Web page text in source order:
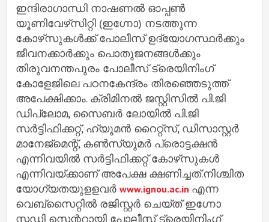
ഇന്ദിരാഗാന്ധി നാഷണല്‍ ഓപ്പണ്‍
യൂണിവേഴ്‌സിറ്റി (ഇഗ്നോ) നടത്തുന്ന
കോഴ്‌സുകള്‍ക്ക് പോലീസ് ഉദ്യോഗസ്ഥര്‍ക്കും
ജീവനക്കാര്‍ക്കും പൊതുജനങ്ങള്‍ക്കും
തിരുവനന്തപുരം പോലീസ് ട്രെയിനിംഗ്
കോളേജിലെ പഠനകേന്ദ്രം തിരഞ്ഞെടുത്ത്
അപേക്ഷിക്കാം. ക്രിമിനല്‍ ജസ്റ്റിസില്‍ പി.ജി
ഡിപ്ലോമ, സൈബര്‍ ലോയില്‍ പി.ജി
സര്‍ട്ടിഫിക്കറ്റ്, ഹ്യൂമന്‍ റൈറ്റ്‌സ്, ഡിസാസ്റ്റര്‍
മാനേജ്‌മെന്റ്, കണ്‍സ്യൂമര്‍ പ്രൊട്ടക്ഷന്‍
എന്നിവയില്‍ സര്‍ട്ടിഫിക്കറ്റ് കോഴ്‌സുകള്‍
എന്നിവയ്ക്കാണ് അപേക്ഷ ക്ഷണിച്ചത്.നിശ്ചിത
യോഗ്യതയുളളവര്‍ www.ignou.ac.in എന്ന
വെബ്‌സൈറ്റില്‍ രജിസ്റ്റര്‍ ചെയ്ത് ഇഗ്നോ
സ്റ്റഡി സെന്ററായി പോലീസ് ട്രെയിനിംഗ്